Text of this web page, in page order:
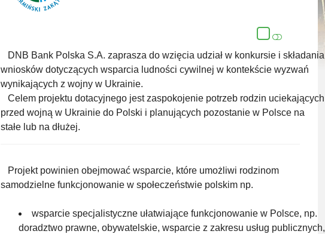
DNB Bank Polska S.A. zaprasza do wzięcia udział w konkursie i składania
wniosków dotyczących wsparcia ludności cywilnej w kontekście wyzwań
wynikających z wojny w Ukrainie.
Celem projektu dotacyjnego jest zaspokojenie potrzeb rodzin uciekających
przed wojną w Ukrainie do Polski i planujących pozostanie w Polsce na
stałe lub na dłużej.
Projekt powinien obejmować wsparcie, które umożliwi rodzinom
samodzielne funkcjonowanie w społeczeństwie polskim np.
wsparcie specjalistyczne ułatwiające funkcjonowanie w Polsce, np.
doradztwo prawne, obywatelskie, wsparcie z zakresu usług publicznych,